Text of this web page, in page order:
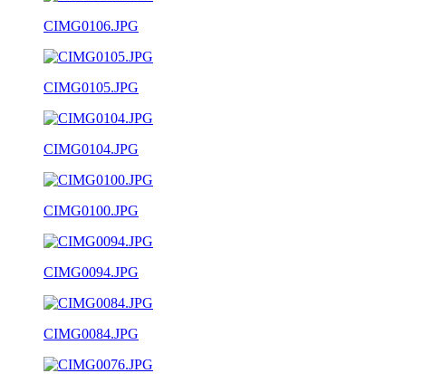
CIMG0106.JPG
CIMG0105.JPG
CIMG0104.JPG
CIMG0100.JPG
CIMG0094.JPG
CIMG0084.JPG